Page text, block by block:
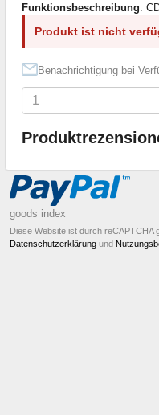
Funktionsbeschreibung:
Produkt ist nicht
Benachrichtigung bei
goods index
Diese Website ist durch reCAPTCHA
Datenschutzerklärung und